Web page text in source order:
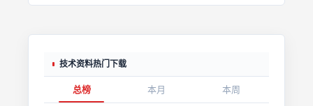
技术资料热门下载
总榜 本月 本周